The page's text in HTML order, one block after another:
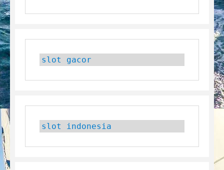
slot gacor
slot indonesia